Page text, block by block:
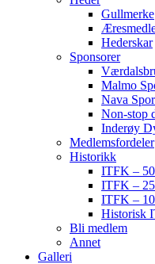
Gullmerke
Hederskar
Sponsorer
Malmo
Nava
Non-stop
Inderøy
Medlemsfordeler
Historikk
ITFK –
ITFK –
ITFK –
Historisk
Bli medlem
Annet
Galleri